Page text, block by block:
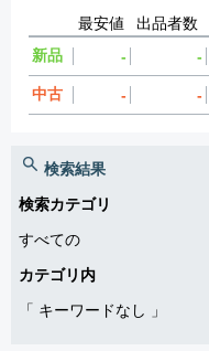
最安値 出品者数
新品
- -
中古 - -
検索結果
検索カテゴリ
すべての
カテゴリ内
「 キーワードなし 」